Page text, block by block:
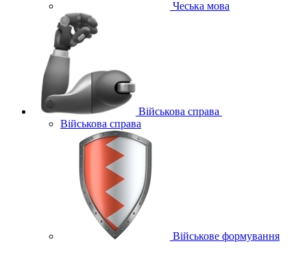
Чеська мова
Військова справа
Військова справа
Військове формування